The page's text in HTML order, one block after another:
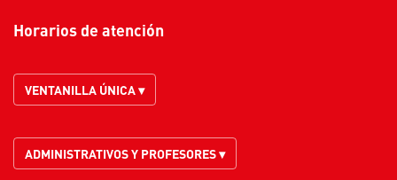
Horarios de atención
VENTANILLA ÚNICA ▾
ADMINISTRATIVOS Y PROFESORES ▾